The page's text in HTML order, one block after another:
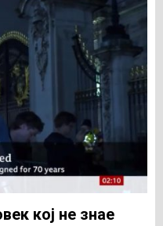
кој не знае